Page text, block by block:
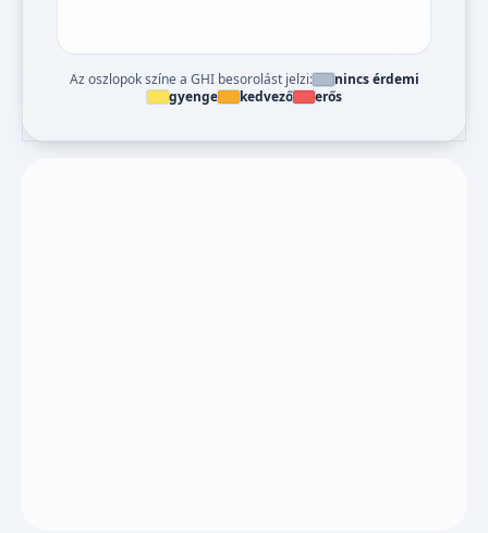
Az oszlopok színe a GHI besorolást jelzi:
nincs érdemi
gyenge
kedvező erős